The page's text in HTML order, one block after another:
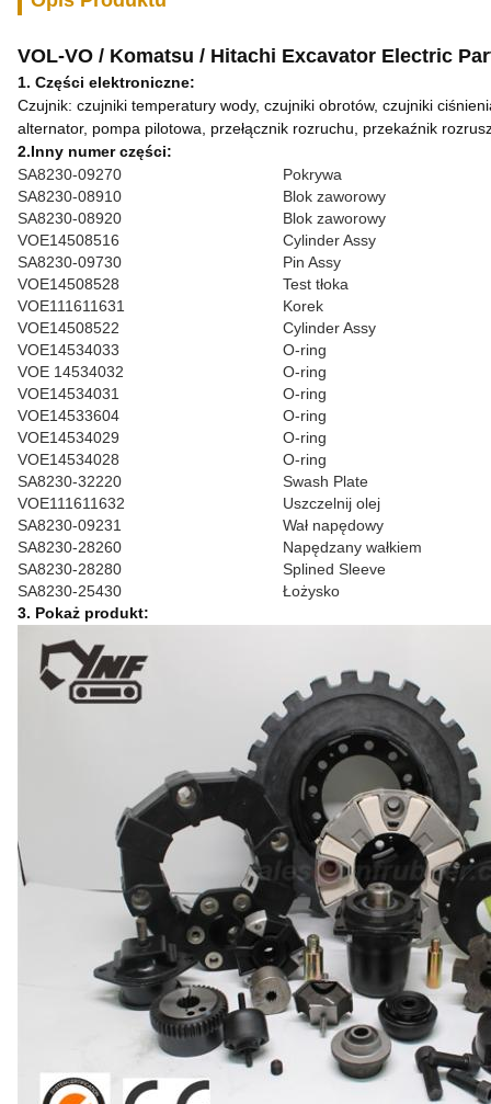
VOL-VO / Komatsu / Hitachi Excavator Electric
1. Części elektroniczne:
Czujnik: czujniki temperatury wody, czujniki obrotów, czujniki
alternator, pompa pilotowa, przełącznik rozruchu, przekaźnik
2.Inny numer części:
SA8230-09270
Pokrywa
SA8230-08910
Blok zaworowy
SA8230-08920
Blok zaworowy
VOE14508516
Cylinder Assy
SA8230-09730
Pin Assy
VOE14508528
Test tłoka
VOE111611631
Korek
VOE14508522
Cylinder Assy
VOE14534033
O-ring
VOE 14534032
O-ring
VOE14534031
O-ring
VOE14533604
O-ring
VOE14534029
O-ring
VOE14534028
O-ring
SA8230-32220
Swash Plate
VOE111611632
Uszczelnij olej
SA8230-09231
Wał napędowy
SA8230-28260
Napędzany wałkiem
SA8230-28280
Splined Sleeve
SA8230-25430
Łożysko
3. Pokaż produkt: